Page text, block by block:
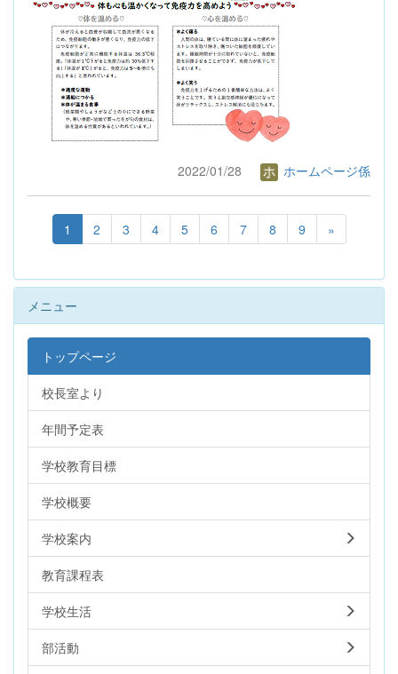
2022/01/28 ホームページ係
1 2 3 4 5 6 7 8 9 »
メニュー
トップページ
校長室より
年間予定表
学校教育目標
学校概要
学校案内
教育課程表
学校生活
部活動